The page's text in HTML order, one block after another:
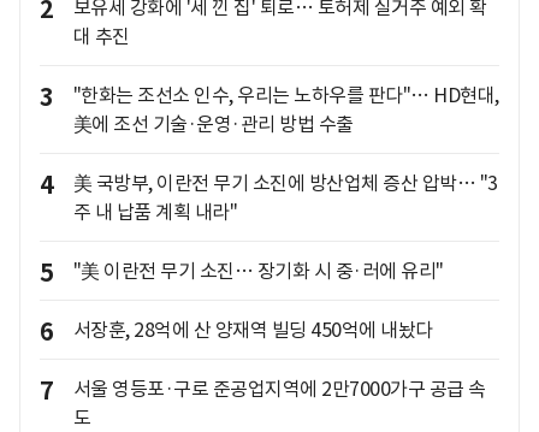
2
보유세 강화에 '세 낀 집' 퇴로… 토허제 실거주 예외 확
대 추진
3
"한화는 조선소 인수, 우리는 노하우를 판다"… HD현대,
美에 조선 기술·운영·관리 방법 수출
4
美 국방부, 이란전 무기 소진에 방산업체 증산 압박… "3
주 내 납품 계획 내라"
5 "美 이란전 무기 소진… 장기화 시 중·러에 유리"
6 서장훈, 28억에 산 양재역 빌딩 450억에 내놨다
7
서울 영등포·구로 준공업지역에 2만7000가구 공급 속
도